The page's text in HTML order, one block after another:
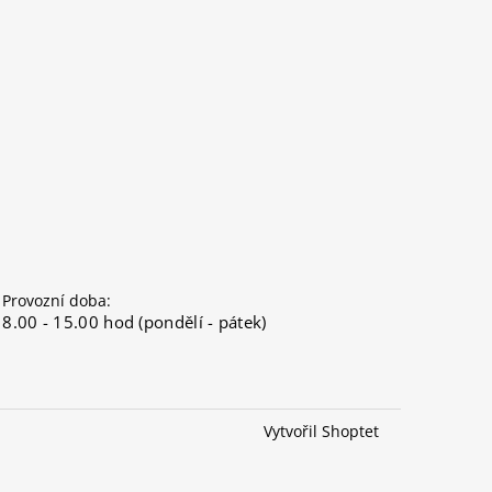
Provozní doba:
8.00 - 15.00 hod (pondělí - pátek)
Vytvořil Shoptet